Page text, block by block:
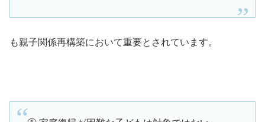
も親子関係再構築において重要とされています。